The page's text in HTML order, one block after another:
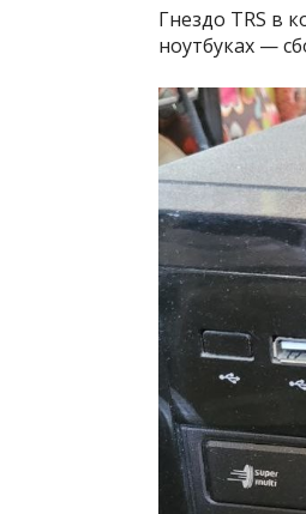
Гнездо TRS в
ноутбуках —